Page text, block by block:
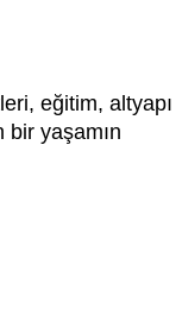
eğitim, altyapı
yaşamın